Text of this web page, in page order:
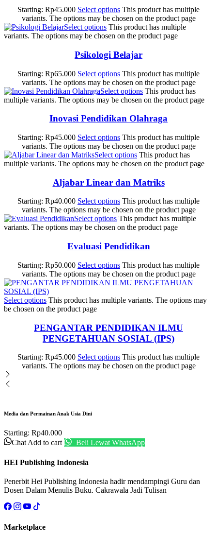
Starting: Rp45.000 Select options This product has multiple
variants. The options may be chosen on the product page
Select options This product has multiple
variants. The options may be chosen on the product page
Psikologi Belajar
Starting: Rp65.000 Select options This product has multiple
variants. The options may be chosen on the product page
Select options This product has
multiple variants. The options may be chosen on the product page
Inovasi Pendidikan Olahraga
Starting: Rp45.000 Select options This product has multiple
variants. The options may be chosen on the product page
Select options This product has
multiple variants. The options may be chosen on the product page
Aljabar Linear dan Matriks
Starting: Rp40.000 Select options This product has multiple
variants. The options may be chosen on the product page
Select options This product has multiple
variants. The options may be chosen on the product page
Evaluasi Pendidikan
Starting: Rp50.000 Select options This product has multiple
variants. The options may be chosen on the product page
Select options This product has multiple variants. The options may
be chosen on the product page
PENGANTAR PENDIDIKAN ILMU
PENGETAHUAN SOSIAL (IPS)
Starting: Rp45.000 Select options This product has multiple
variants. The options may be chosen on the product page
Media dan Permainan Anak Usia Dini
Starting: Rp40.000
Chat Add to cart Beli Lewat WhatsApp
HEI Publishing Indonesia
Penerbit Hei Publishing Indonesia hadir mendampingi Guru dan
Dosen Dalam Menulis Buku. Cakrawala Jadi Tulisan
Marketplace